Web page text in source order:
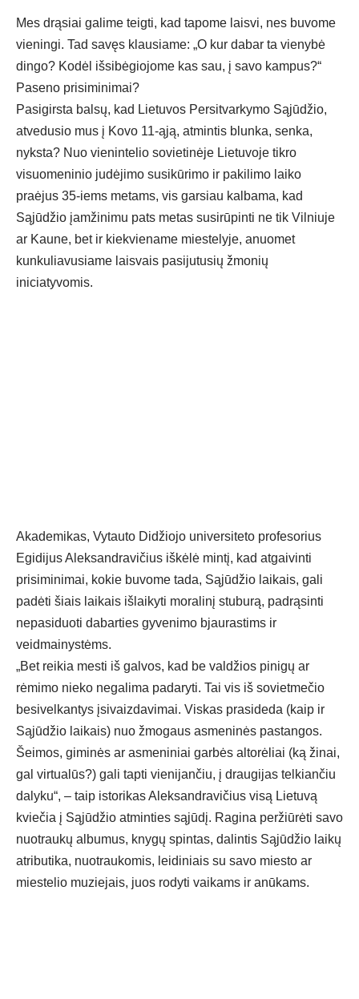
Mes drąsiai galime teigti, kad tapome laisvi, nes buvome
vieningi. Tad savęs klausiame: „O kur dabar ta vienybė
dingo? Kodėl išsibėgiojome kas sau, į savo kampus?“
Paseno prisiminimai?
Pasigirsta balsų, kad Lietuvos Persitvarkymo Sąjūdžio,
atvedusio mus į Kovo 11-ąją, atmintis blunka, senka,
nyksta? Nuo vienintelio sovietinėje Lietuvoje tikro
visuomeninio judėjimo susikūrimo ir pakilimo laiko
praėjus 35-iems metams, vis garsiau kalbama, kad
Sąjūdžio įamžinimu pats metas susirūpinti ne tik Vilniuje
ar Kaune, bet ir kiekviename miestelyje, anuomet
kunkuliavusiame laisvais pasijutusių žmonių
iniciatyvomis.
Akademikas, Vytauto Didžiojo universiteto profesorius
Egidijus Aleksandravičius iškėlė mintį, kad atgaivinti
prisiminimai, kokie buvome tada, Sąjūdžio laikais, gali
padėti šiais laikais išlaikyti moralinį stuburą, padrąsinti
nepasiduoti dabarties gyvenimo bjaurastims ir
veidmainystėms.
„Bet reikia mesti iš galvos, kad be valdžios pinigų ar
rėmimo nieko negalima padaryti. Tai vis iš sovietmečio
besivelkantys įsivaizdavimai. Viskas prasideda (kaip ir
Sąjūdžio laikais) nuo žmogaus asmeninės pastangos.
Šeimos, giminės ar asmeniniai garbės altorėliai (ką žinai,
gal virtualūs?) gali tapti vienijančiu, į draugijas telkiančiu
dalyku“, – taip istorikas Aleksandravičius visą Lietuvą
kviečia į Sąjūdžio atminties sąjūdį. Ragina peržiūrėti savo
nuotraukų albumus, knygų spintas, dalintis Sąjūdžio laikų
atributika, nuotraukomis, leidiniais su savo miesto ar
miestelio muziejais, juos rodyti vaikams ir anūkams.